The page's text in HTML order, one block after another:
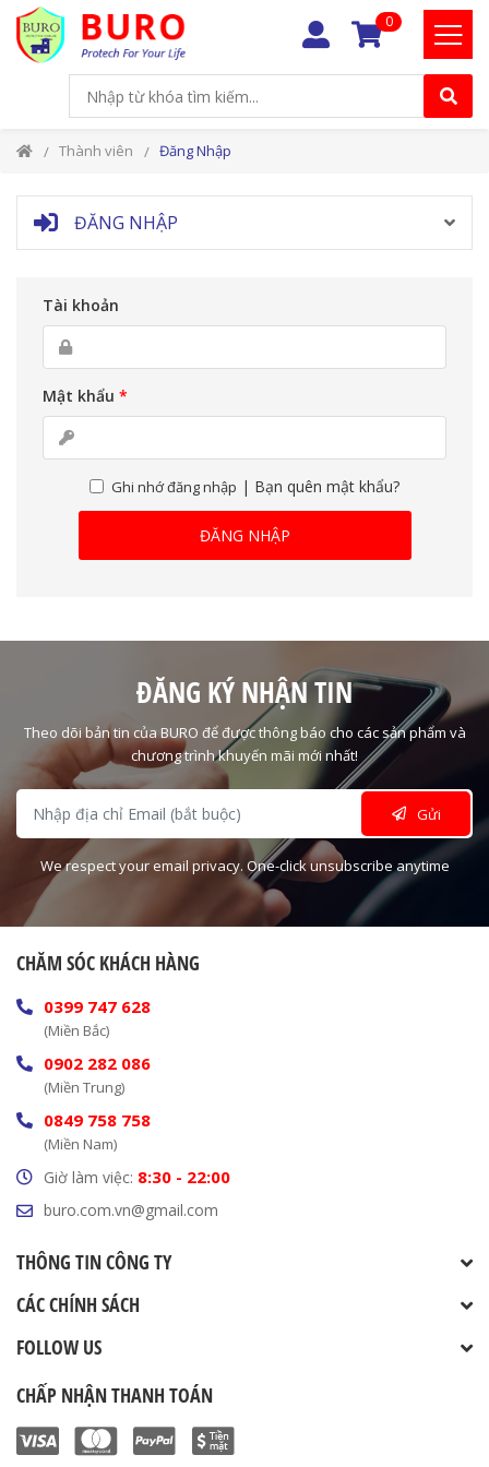
0
Thành viên Đăng Nhập
ĐĂNG NHẬP
Tài khoản
Mật khẩu *
Ghi nhớ đăng nhập | Bạn quên mật khẩu?
ĐĂNG NHẬP
ĐĂNG KÝ NHẬN TIN
Theo dõi bản tin của BURO để được thông báo cho các sản phẩm và
chương trình khuyến mãi mới nhất!
Gửi
We respect your email privacy. One-click unsubscribe anytime
CHĂM SÓC KHÁCH HÀNG
0399 747 628
(Miền Bắc)
0902 282 086
(Miền Trung)
0849 758 758
(Miền Nam)
Giờ làm việc: 8:30 - 22:00
buro.com.vn@gmail.com
THÔNG TIN CÔNG TY
CÁC CHÍNH SÁCH
FOLLOW US
CHẤP NHẬN THANH TOÁN